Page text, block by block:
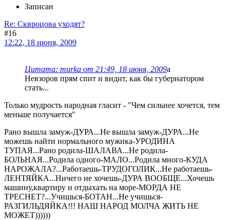
Записан
Re: Сквроцова уходят?
#16
12:22, 18 июня, 2009
Цитата: murka от 21:49, 18 июня, 2009а
Невзоров прям спит и видит, как бы губернатором
стать...
Только мудрость народная гласит - "Чем сильнее хочется, тем
меньше получается"
Рано вышла замуж-ДУРА...Не вышла замуж-ДУРА...Не
можешь найти нормального мужика-УРОДИНА
ТУПАЯ...Рано родила-ШАЛАВА...Не родила-
БОЛЬНАЯ...Родила одного-МАЛО...Родила много-КУДА
НАРОЖАЛА?...Работаешь-ТРУДОГОЛИК...Не работаешь-
ЛЕНТЯЙКА...Ничего не хочешь-ДУРА ВООБЩЕ...Хочешь
машину,квартиру и отдыхать на море-МОРДА НЕ
ТРЕСНЕТ?...Учишься-БОТАН...Не учишься-
РАЗГИЛЬДЯЙКА!!! НАШ НАРОД МОЛЧА ЖИТЬ НЕ
МОЖЕТ))))))